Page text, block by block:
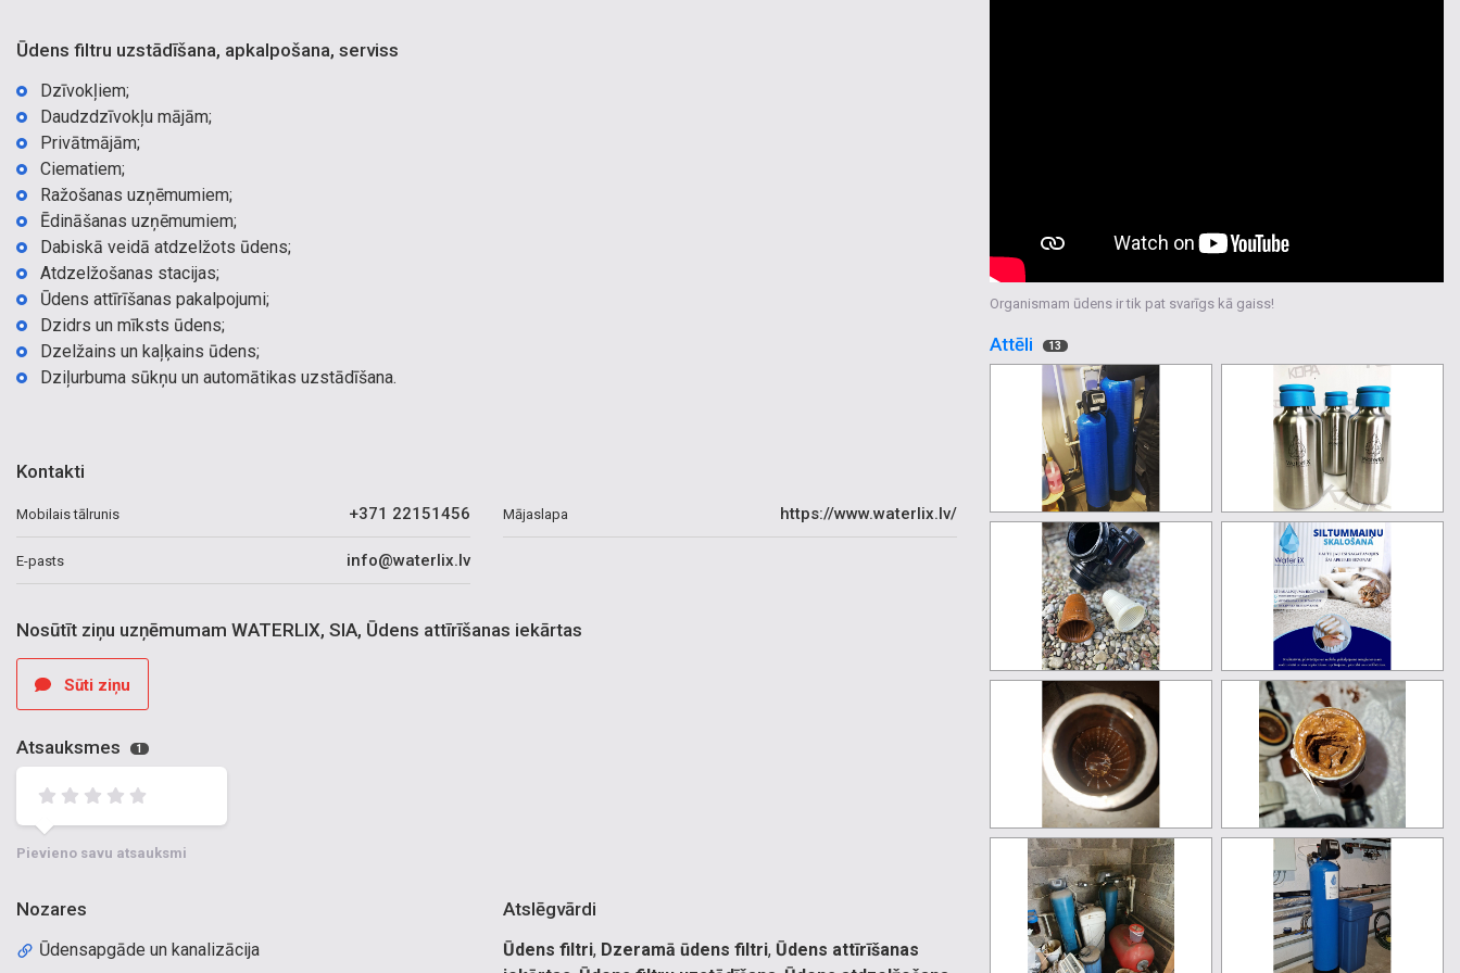
Ūdens filtru uzstādīšana, apkalpošana, serviss
Dzīvokļiem;
Daudzdzīvokļu mājām;
Privātmājām;
Ciematiem;
Ražošanas uzņēmumiem;
Ēdināšanas uzņēmumiem;
Dabiskā veidā atdzelžots ūdens;
Atdzelžošanas stacijas;
Ūdens attīrīšanas pakalpojumi;
Dzidrs un mīksts ūdens;
Dzelžains un kaļķains ūdens;
Dziļurbuma sūkņu un automātikas uzstādīšana.
Kontakti
Mobilais tālrunis +371 22151456
E-pasts info@waterlix.lv
Mājaslapa https://www.waterlix.lv/
Nosūtīt ziņu uzņēmumam WATERLIX, SIA, Ūdens attīrīšanas iekārtas
Sūti ziņu
Atsauksmes 1
Pievieno savu atsauksmi
Nozares
Ūdensapgāde un kanalizācija
Atslēgvārdi
Ūdens filtri, Dzeramā ūdens filtri, Ūdens attīrīšanas
Organismam ūdens ir tik pat svarīgs kā gaiss!
Attēli 13